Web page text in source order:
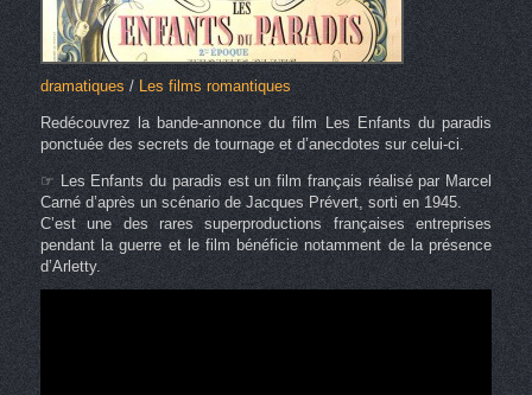
dramatiques/ Les films romantiques
Redécouvrez la bande-annonce du film Les Enfants du paradis
ponctuée des secrets de tournage et d’anecdotes sur celui-ci.
☞ Les Enfants du paradis est un film français réalisé par Marcel
Carné d’après un scénario de Jacques Prévert, sorti en 1945.
C’est une des rares superproductions françaises entreprises
pendant la guerre et le film bénéficie notamment de la présence
d’Arletty.